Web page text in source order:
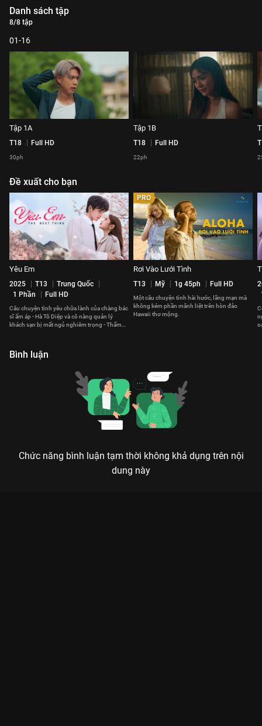
Danh sách tập
8/8 tập
01-16
Tập 1A
T18 Full HD
30ph
Tập 1B
T18 Full HD
22ph
Đề xuất cho bạn
Yêu Em
2025 T13
Trung Quốc
1 Phần
Full HD
Câu chuyện tình yêu chữa lành của chàng bác
sĩ ấm áp - Hà Tô Diệp và cô nàng quản lý
khách sạn bị mất ngủ nghiêm trọng - Thẩm
PRO
Rơi Vào Lưới Tình
T13 Mỹ 1g 45ph Full HD
Một câu chuyện tình hài hước, lãng mạn mà
không kém phần mãnh liệt trên hòn đảo
Hawaii thơ mộng.
Bình luận
Chức năng bình luận tạm thời không khả dụng trên nội
dung này